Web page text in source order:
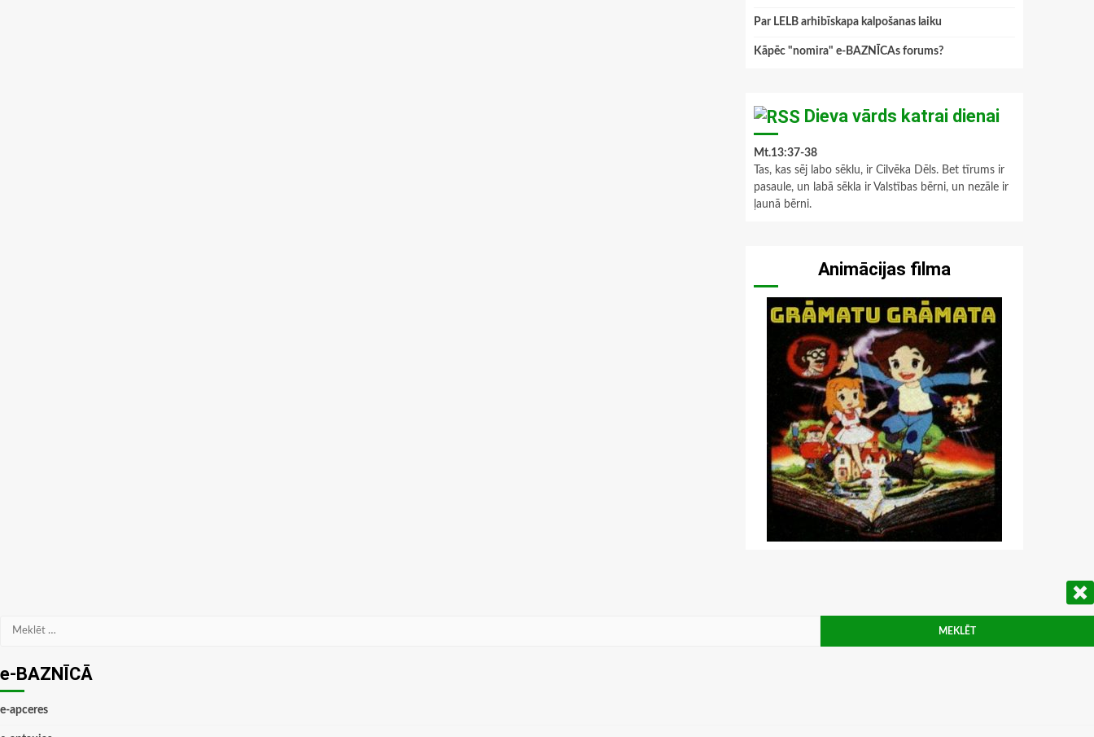
Par LELB arhibīskapa kalpošanas laiku
Kāpēc "nomira" e-BAZNĪCAs forums?
Dieva vārds katrai dienai
Mt.13:37-38
Tas, kas sēj labo sēklu, ir Cilvēka Dēls. Bet tīrums ir
pasaule, un labā sēkla ir Valstības bērni, un nezāle ir
ļaunā bērni.
Animācijas filma
Meklēt:
e-BAZNĪCĀ
e-apceres